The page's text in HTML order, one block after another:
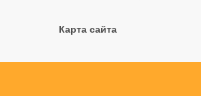
Карта сайта